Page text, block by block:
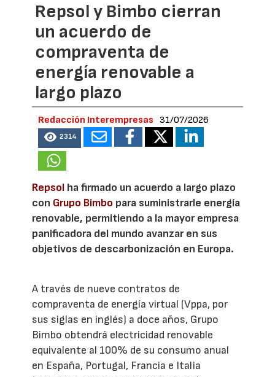
Repsol y Bimbo cierran
un acuerdo de
compraventa de
energía renovable a
largo plazo
Redacción Interempresas 31/07/2026
2314
Repsol ha firmado un acuerdo a largo plazo
con Grupo Bimbo para suministrarle energía
renovable, permitiendo a la mayor empresa
panificadora del mundo avanzar en sus
objetivos de descarbonización en Europa.
A través de nueve contratos de
compraventa de energía virtual (Vppa, por
sus siglas en inglés) a doce años, Grupo
Bimbo obtendrá electricidad renovable
equivalente al 100% de su consumo anual
en España, Portugal, Francia e Italia